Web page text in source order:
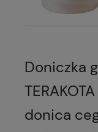
Doniczka
donica